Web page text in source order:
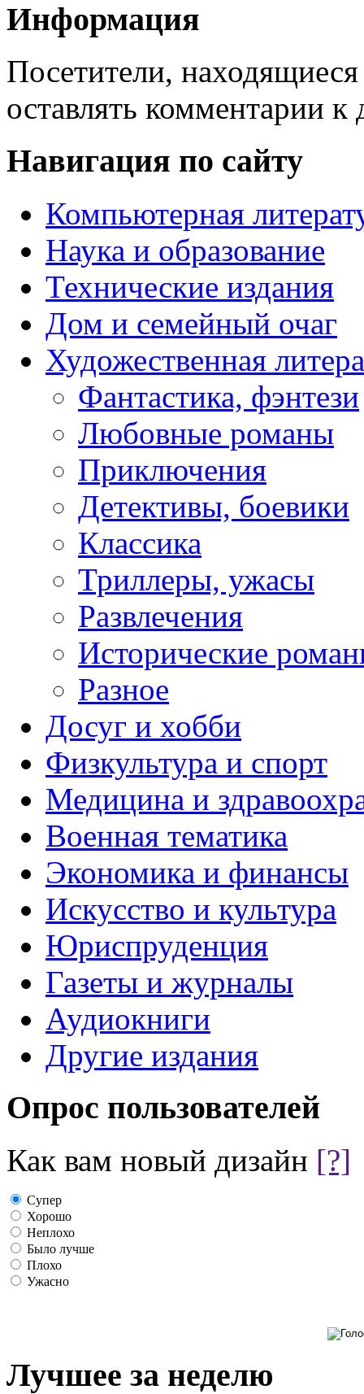
Информация
Посетители,
оставлять комментарии к
Навигация по сайту
Компьютерная
Наука и образование
Технические издания
Дом и семейный очаг
Художественная
Фантастика, фэнтези
Любовные романы
Приключения
Детективы, боевики
Классика
Триллеры, ужасы
Развлечения
Исторические
Разное
Досуг и хобби
Физкультура и спорт
Медицина и
Военная тематика
Экономика и финансы
Искусство и культура
Юриспруденция
Газеты и журналы
Аудиокниги
Другие издания
Опрос пользователей
Как вам новый дизайн [?]
Супер
Хорошо
Неплохо
Было лучше
Плохо
Ужасно
Лучшее за неделю